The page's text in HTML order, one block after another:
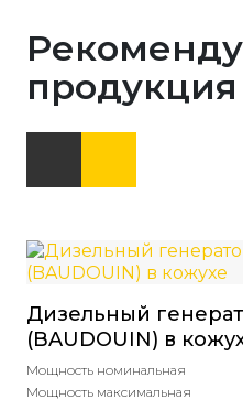
Дизельный
(BAUDOUIN) в
Мощность номинальная
Мощность максимальная